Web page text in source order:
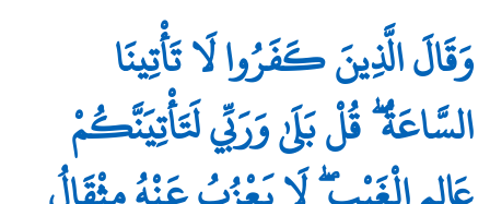
وَقَالَ الَّذِينَ كَفَرُوا لَا تَأْتِينَا
السَّاعَةُ ۖ قُلْ بَلَىٰ وَرَبِّي لَتَأْتِيَنَّكُمْ